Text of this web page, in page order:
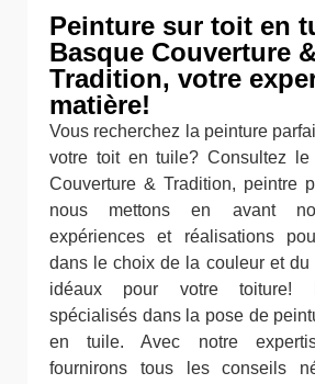
Peinture sur toit en
Basque Couverture
Tradition, votre
matière!
Vous recherchez la peinture
votre toit en tuile? Consultez
Couverture & Tradition, peintre
nous mettons en avant
expériences et réalisations
dans le choix de la couleur et du
idéaux pour votre toiture!
spécialisés dans la pose de
en tuile. Avec notre
fournirons tous les conseils